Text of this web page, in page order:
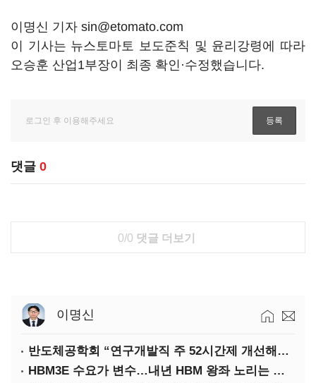
이명신 기자 sin@etomato.com
이 기사는 뉴스토마토 보도준칙 및 윤리강령에 따라
오승훈 산업1부장이 최종 확인·수정했습니다.
댓글 0
0/0 댓글 더보기
이명신
반도체공학회 “연구개발직 주 52시간제 개선해야”
HBM3E 수요가 변수…내년 HBM 왕좌 노리는 삼성